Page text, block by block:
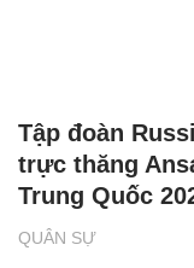
QUÂN SỰ
Tập đoàn
trực thăng
Trung Quốc